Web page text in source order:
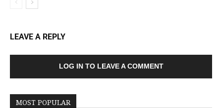
LEAVE A REPLY
LOG IN TO LEAVE A COMMENT
MOST POPULAR